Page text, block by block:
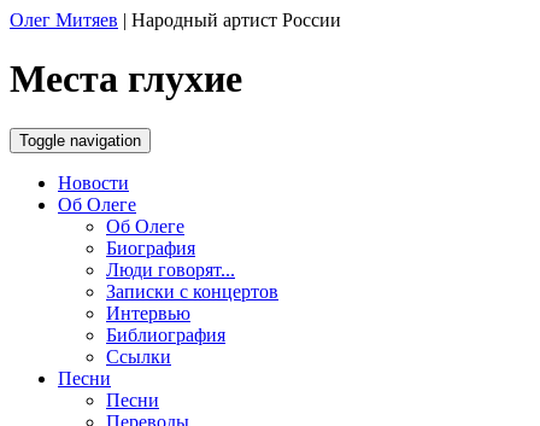
Олег Митяев | Народный артист России
Места глухие
Toggle navigation
Новости
Об Олеге
Об Олеге
Биография
Люди говорят...
Записки с концертов
Интервью
Библиография
Ссылки
Песни
Песни
Переводы